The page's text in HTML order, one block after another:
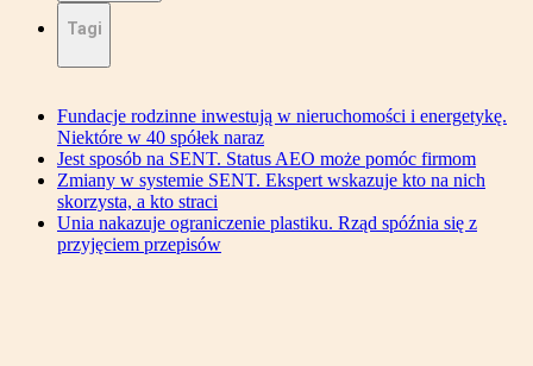
Tagi
Fundacje rodzinne inwestują w nieruchomości i energetykę.
Niektóre w 40 spółek naraz
Jest sposób na SENT. Status AEO może pomóc firmom
Zmiany w systemie SENT. Ekspert wskazuje kto na nich
skorzysta, a kto straci
Unia nakazuje ograniczenie plastiku. Rząd spóźnia się z
przyjęciem przepisów